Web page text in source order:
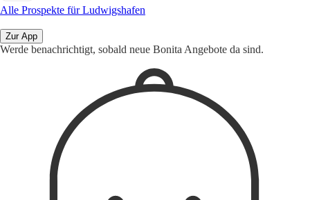
Alle Prospekte für Ludwigshafen
Zur App
Werde benachrichtigt, sobald neue Bonita Angebote da sind.